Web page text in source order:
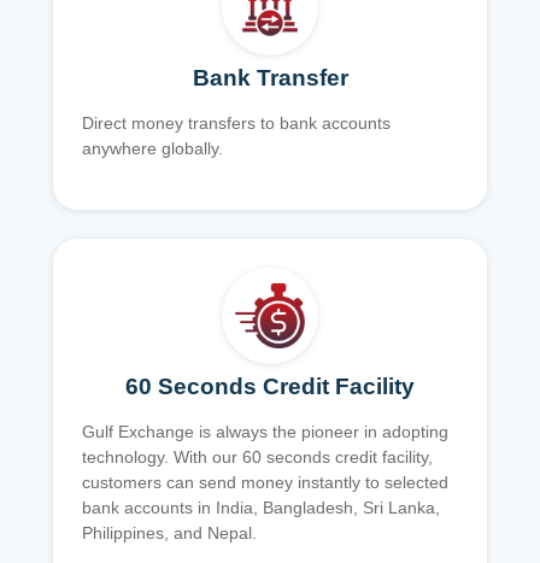
Bank Transfer
Direct money transfers to bank accounts
anywhere globally.
60 Seconds Credit Facility
Gulf Exchange is always the pioneer in adopting
technology. With our 60 seconds credit facility,
customers can send money instantly to selected
bank accounts in India, Bangladesh, Sri Lanka,
Philippines, and Nepal.